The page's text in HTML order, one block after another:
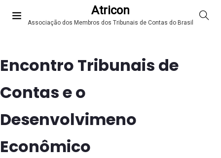
Atricon
Associação dos Membros dos Tribunais de Contas do Brasil
Encontro Tribunais de
Contas e o
Desenvolvimeno
Econômico